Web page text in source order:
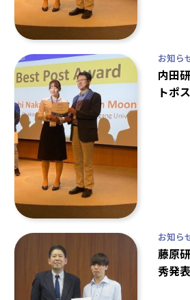
お知ら
内田
トポ
お知ら
藤原
秀発